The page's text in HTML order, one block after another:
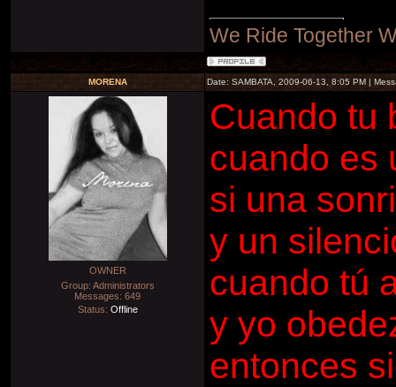
We Ride Together
MORENA Date: SAMBATA, 2009-06-13, 8:05 PM |
OWNER
Group: Administrators
Messages: 649
Status: Offline
Cuando tu
cuando es
si una
y un
cuando tú
y yo
entonces